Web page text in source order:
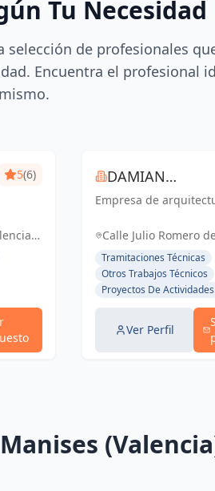
Tu Necesidad
de profesionales
Encuentra el profesional
5(6)
DAMIAN
ROCAMORA
Empresa de
Calle Julio Romero
Torrent, España,
Tramitaciones Técnicas
Otros Trabajos Técnicos
Proyectos De Actividades
Ver Perfil